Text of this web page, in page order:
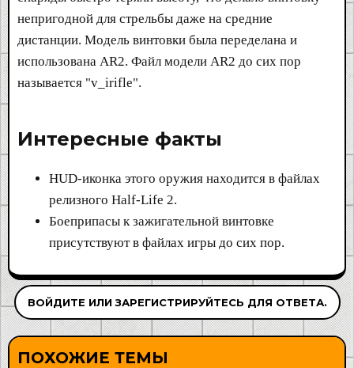
непригодной для стрельбы даже на средние
дистанции. Модель винтовки была переделана и
использована AR2. Файл модели AR2 до сих пор
называется "v_irifle".
Интересные факты​
HUD-иконка этого оружия находится в файлах
релизного Half-Life 2.
Боеприпасы к зажигательной винтовке
присутствуют в файлах игры до сих пор.
ВОЙДИТЕ ИЛИ ЗАРЕГИСТРИРУЙТЕСЬ ДЛЯ ОТВЕТА.
ПОХОЖИЕ ТЕМЫ